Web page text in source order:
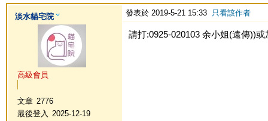
淡水貓宅院
高級會員
文章 2776
最後登入
2025-12-19
發表於 2019-5-21 15:33 只看該作者
請打:0925-020103 余小姐(遠傳))